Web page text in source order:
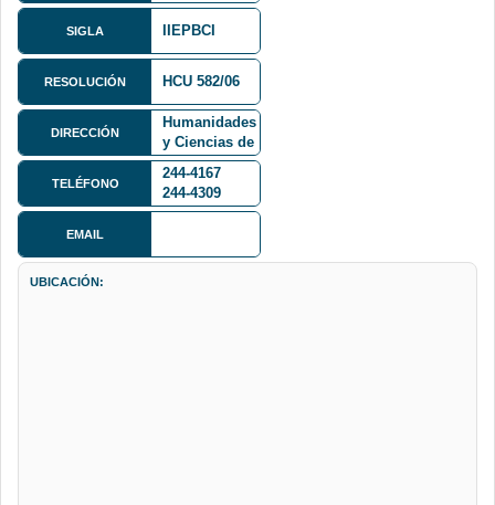
Mendoza
SIGLA IIEPBCI
RESOLUCIÓN HCU 582/06
DIRECCIÓN
Facultad de
Humanidades
y Ciencias de
la Educación
TELÉFONO
244-4167
244-4309
EMAIL
UBICACIÓN: